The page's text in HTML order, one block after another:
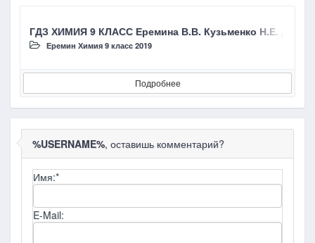
ГДЗ ХИМИЯ 9 КЛАСС Еремина В.В. Кузьменко Н.Е.
Еремин Химия 9 класc 2019
Подробнее
%USERNAME%, оставишь комментарий?
Имя:*
E-Mail: